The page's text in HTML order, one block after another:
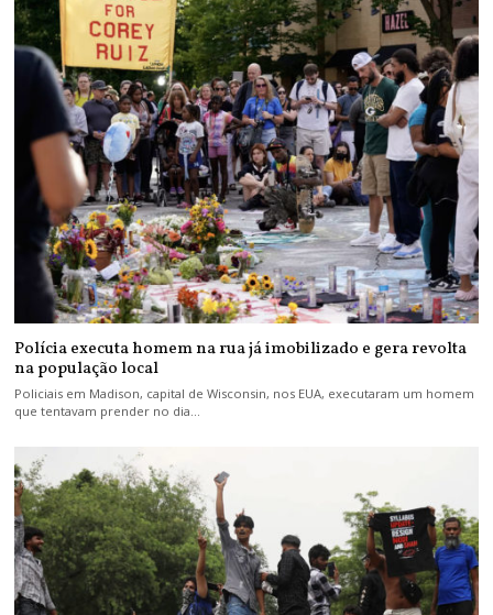
Polícia executa homem na rua já imobilizado e gera revolta
na população local
Policiais em Madison, capital de Wisconsin, nos EUA, executaram um homem
que tentavam prender no dia…